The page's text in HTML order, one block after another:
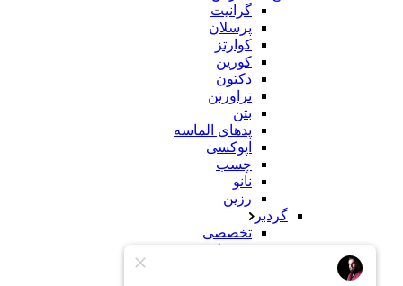
گرانیت
پرسلان
کوارتز
کورین
دکتون
تراورتن
بتن
پدهای الماسه
اپوکسی
چسب
نانو
رزین
گردبر
تخصصی
معمولی